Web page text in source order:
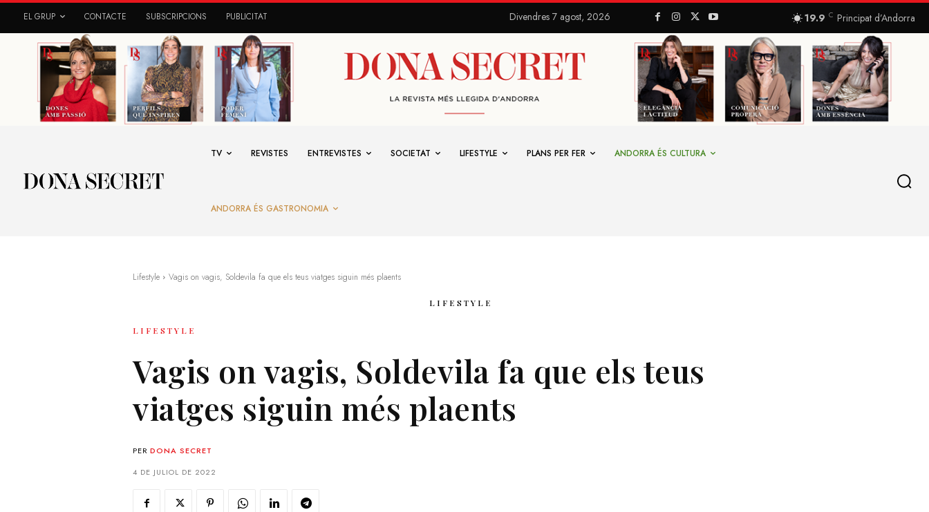
EL GRUP CONTACTE SUBSCRIPCIONS PUBLICITAT Divendres 7 agost, 2026 19.9 C Principat d’Andorra
TV REVISTES ENTREVISTES SOCIETAT LIFESTYLE PLANS PER FER ANDORRA ÉS CULTURA
ANDORRA ÉS GASTRONOMIA
Lifestyle Vagis on vagis, Soldevila fa que els teus viatges siguin més plaents
LIFESTYLE
LIFESTYLE
Vagis on vagis, Soldevila fa que els teus
viatges siguin més plaents
PER DONA SECRET
4 DE JULIOL DE 2022